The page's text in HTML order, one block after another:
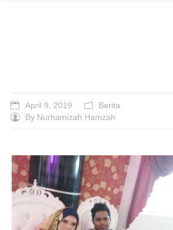
April 9, 2019
Berita
By Nurhamizah Hamzah